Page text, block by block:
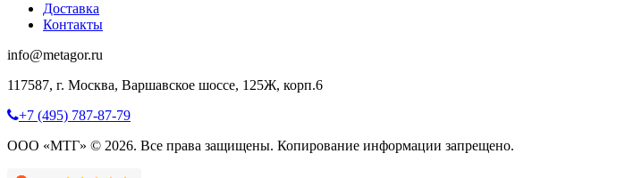
Доставка
Контакты
info@metagor.ru
117587, г. Москва, Варшавское шоссе, 125Ж, корп.6
+7 (495) 787-87-79
ООО «МТГ» © 2026. Все права защищены. Копирование информации запрещено.